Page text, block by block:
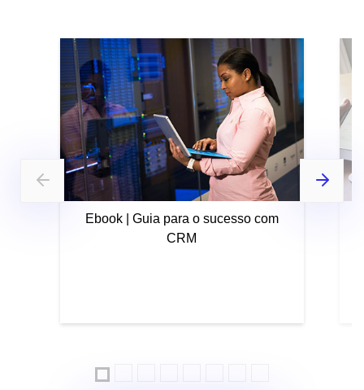
Ebook | Guia para o sucesso com
CRM